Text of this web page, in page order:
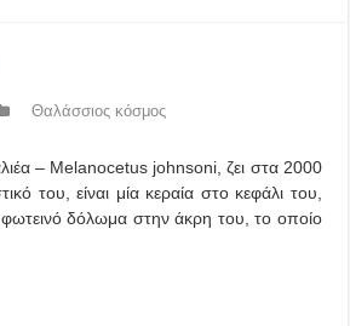
Θαλάσσιος κόσμος
– Melanocetus johnsoni, ζει στα 2000
του, είναι μία κεραία στο κεφάλι του,
φωτεινό δόλωμα στην άκρη του, το οποίο